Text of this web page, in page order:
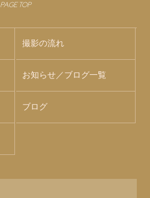
PAGE TOP
撮影の流れ
お知らせ／ブログ一覧
ブログ